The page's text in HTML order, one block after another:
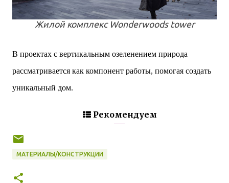
Жилой комплекс Wonderwoods tower
В проектах с вертикальным озеленением природа
рассматривается как компонент работы, помогая создать
уникальный дом.
Рекомендуем
МАТЕРИАЛЫ/КОНСТРУКЦИИ